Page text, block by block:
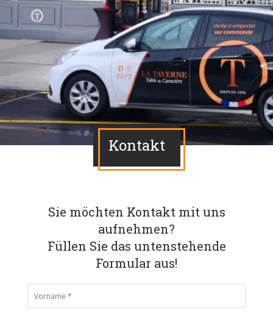
Kontakt
Sie möchten Kontakt mit uns
aufnehmen?
Füllen Sie das untenstehende
Formular aus!